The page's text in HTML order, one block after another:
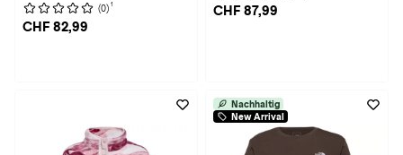
(0) 1
CHF 82,99
CHF 87,99
Nachhaltig
New Arrival